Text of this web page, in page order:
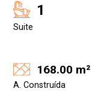
1
Suite
168.00 m²
A. Construída